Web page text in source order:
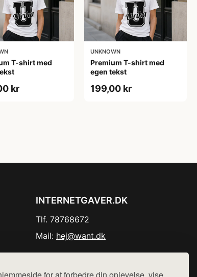
T-shirt med
kr
UNKNOWN
Premium T-shirt med
egen tekst
199,00 kr
INTERNETGAVER.DK
Tlf. 78768672
Mail: hej@want.dk